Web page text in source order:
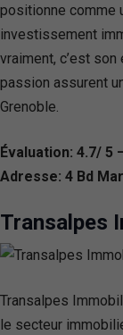
positionne comme
investissement
vraiment, c’est
passion assurent
Grenoble.
Évaluation: 4.7/ 5
Adresse: 4 Bd
Transalpes
Transalpes
le secteur